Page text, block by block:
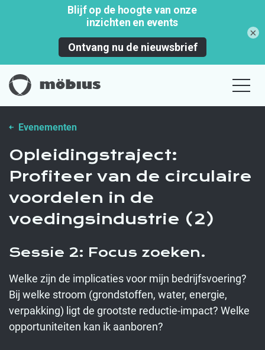
Evenementen
Opleidingstraject:
Profiteer van de circulaire
voordelen in de
voedingsindustrie (2)
Sessie 2: Focus zoeken.
Welke zijn de implicaties voor mijn bedrijfsvoering?
Bij welke stroom (grondstoffen, water, energie,
verpakking) ligt de grootste reductie-impact? Welke
opportuniteiten kan ik aanboren?
×